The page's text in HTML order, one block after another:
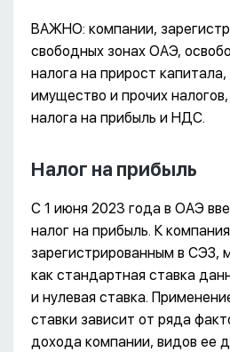
ВАЖНО: компании,
свободных зонах ОАЭ,
налога на прирост капитала,
имущество и прочих
налога на прибыль и НДС.
Налог на прибыль
С 1 июня 2023 года в ОАЭ
налог на прибыль. К
зарегистрированным в СЭЗ,
как стандартная ставка
и нулевая ставка.
ставки зависит от ряда
дохода компании, видов ее